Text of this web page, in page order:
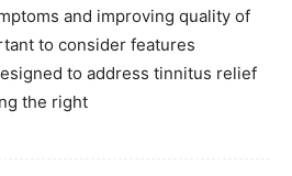
and improving quality of
to consider features
to address tinnitus relief
the right